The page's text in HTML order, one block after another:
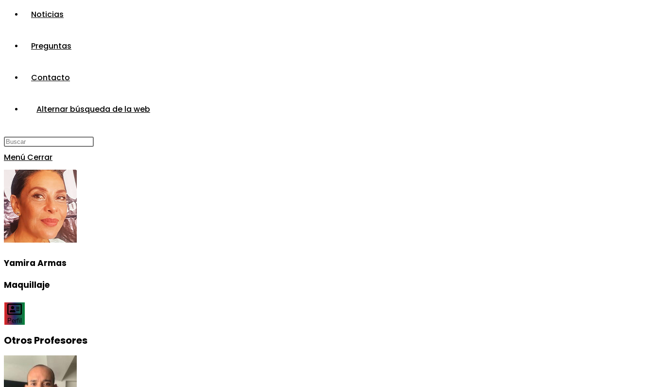
Noticias
Preguntas
Contacto
Alternar búsqueda de la web
Menú Cerrar
Yamira Armas
Maquillaje
Perfil
Otros Profesores